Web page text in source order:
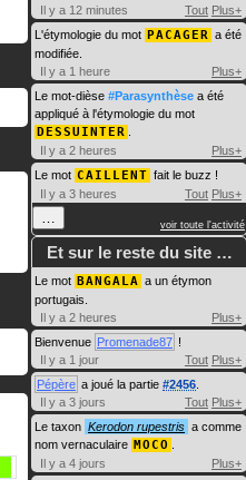
Il y a 12 minutes
Tout Plus+
L'étymologie du mot PACAGER a été
modifiée.
Il y a 1 heure
Plus+
Le mot-dièse #Parasynthèse a été
appliqué à l'étymologie du mot
DESSUINTER
Il y a 2 heures
Plus+
Le mot CAILLENT fait le buzz !
Il y a 3 heures
Tout Plus+
… voir toute l'activité
Et sur le reste du site …
Le mot BANGALA a un étymon
portugais.
Il y a 2 heures
Plus+
Bienvenue Promenade87 !
Il y a 1 jour
Tout Plus+
Pépère a joué la partie #2456
Il y a 3 jours
Tout Plus+
Le taxon Kerodon rupestris a comme
nom vernaculaire MOCO
Il y a 4 jours
Plus+